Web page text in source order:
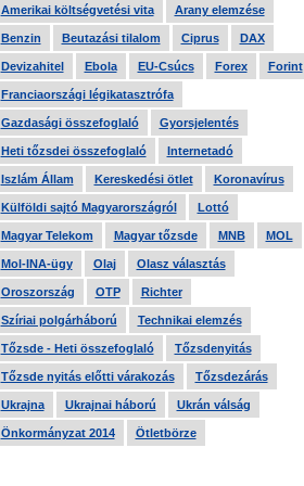
Amerikai költségvetési vita Arany elemzése
Benzin Beutazási tilalom Ciprus DAX
Devizahitel Ebola EU-Csúcs Forex Forint
Franciaországi légikatasztrófa
Gazdasági összefoglaló Gyorsjelentés
Heti tőzsdei összefoglaló Internetadó
Iszlám Állam Kereskedési ötlet Koronavírus
Külföldi sajtó Magyarországról Lottó
Magyar Telekom Magyar tőzsde MNB MOL
Mol-INA-ügy Olaj Olasz választás
Oroszország OTP Richter
Szíriai polgárháború Technikai elemzés
Tőzsde - Heti összefoglaló Tőzsdenyitás
Tőzsde nyitás előtti várakozás Tőzsdezárás
Ukrajna Ukrajnai háború Ukrán válság
Önkormányzat 2014 Ötletbörze